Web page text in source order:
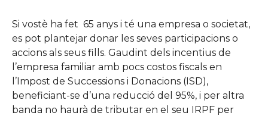
Si vostè ha fet 65 anys i té una empresa o societat,
es pot plantejar donar les seves participacions o
accions als seus fills. Gaudint dels incentius de
l’empresa familiar amb pocs costos fiscals en
l’Impost de Successions i Donacions (ISD),
beneficiant-se d’una reducció del 95%, i per altra
banda no haurà de tributar en el seu IRPF per